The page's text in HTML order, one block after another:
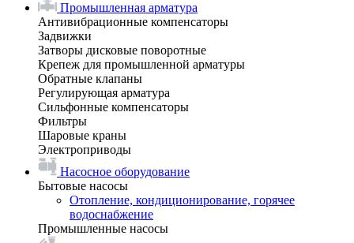
Промышленная арматура
Антивибрационные компенсаторы
Задвижки
Затворы дисковые поворотные
Крепеж для промышленной арматуры
Обратные клапаны
Регулирующая арматура
Сильфонные компенсаторы
Фильтры
Шаровые краны
Электроприводы
Насосное оборудование
Бытовые насосы
Отопление, кондиционирование, горячее
водоснабжение
Промышленные насосы